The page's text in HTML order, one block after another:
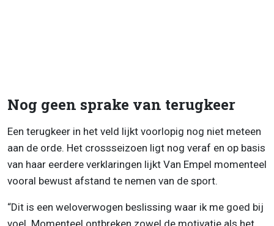
Nog geen sprake van terugkeer
Een terugkeer in het veld lijkt voorlopig nog niet meteen
aan de orde. Het crossseizoen ligt nog veraf en op basis
van haar eerdere verklaringen lijkt Van Empel momenteel
vooral bewust afstand te nemen van de sport.
“Dit is een weloverwogen beslissing waar ik me goed bij